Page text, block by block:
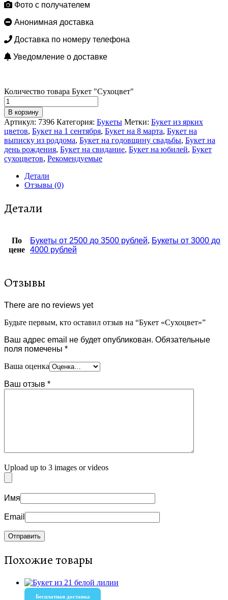
Фото с получателем
Анонимная доставка
Доставка по номеру телефона
Уведомление о доставке
Количество товара Букет "Сухоцвет"
В корзину
Артикул: 7396 Категория: Букеты Метки: Букет из ярких
цветов, Букет на 1 сентября, Букет на 8 марта, Букет на
выписку из роддома, Букет на годовщину свадьбы, Букет на
день рождения, Букет на свидание, Букет на юбилей, Букет
сухоцветов, Рекомендуемые
Детали
Отзывы (0)
Детали
По
цене
Букеты от 2500 до 3500 рублей, Букеты от 3000 до
4000 рублей
Отзывы
There are no reviews yet
Будьте первым, кто оставил отзыв на “Букет «Сухоцвет»”
Ваш адрес email не будет опубликован. Обязательные
поля помечены *
Ваша оценка
Ваш отзыв *
Upload up to 3 images or videos
Имя
Email
Похожие товары
Бесплатная доставка